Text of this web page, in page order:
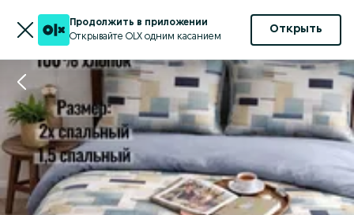
Продолжить в приложении
Открывайте OLX одним касанием
Открыть